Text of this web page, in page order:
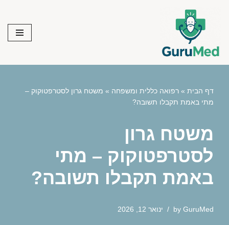
content
דף הבית » רפואה כללית ומשפחה » משטח גרון לסטרפטוקוק –
מתי באמת תקבלו תשובה?
משטח גרון
לסטרפטוקוק – מתי
באמת תקבלו תשובה?
by GuruMed ינואר 12, 2026